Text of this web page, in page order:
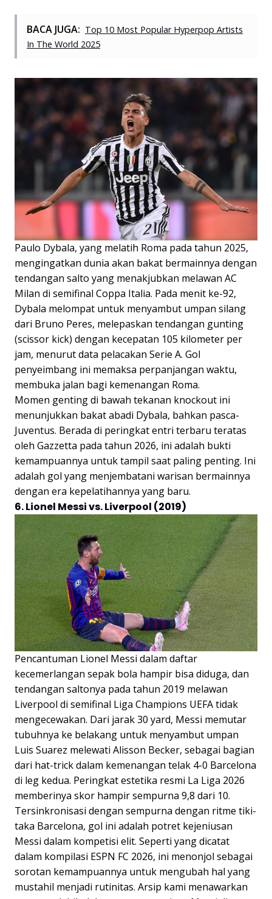
BACA JUGA: Top 10 Most Popular Hyperpop Artists
In The World 2025
Paulo Dybala, yang melatih Roma pada tahun 2025,
mengingatkan dunia akan bakat bermainnya dengan
tendangan salto yang menakjubkan melawan AC
Milan di semifinal Coppa Italia. Pada menit ke-92,
Dybala melompat untuk menyambut umpan silang
dari Bruno Peres, melepaskan tendangan gunting
(scissor kick) dengan kecepatan 105 kilometer per
jam, menurut data pelacakan Serie A. Gol
penyeimbang ini memaksa perpanjangan waktu,
membuka jalan bagi kemenangan Roma.
Momen genting di bawah tekanan knockout ini
menunjukkan bakat abadi Dybala, bahkan pasca-
Juventus. Berada di peringkat entri terbaru teratas
oleh Gazzetta pada tahun 2026, ini adalah bukti
kemampuannya untuk tampil saat paling penting. Ini
adalah gol yang menjembatani warisan bermainnya
dengan era kepelatihannya yang baru.
6. Lionel Messi vs. Liverpool (2019)
Pencantuman Lionel Messi dalam daftar
kecemerlangan sepak bola hampir bisa diduga, dan
tendangan saltonya pada tahun 2019 melawan
Liverpool di semifinal Liga Champions UEFA tidak
mengecewakan. Dari jarak 30 yard, Messi memutar
tubuhnya ke belakang untuk menyambut umpan
Luis Suarez melewati Alisson Becker, sebagai bagian
dari hat-trick dalam kemenangan telak 4-0 Barcelona
di leg kedua. Peringkat estetika resmi La Liga 2026
memberinya skor hampir sempurna 9,8 dari 10.
Tersinkronisasi dengan sempurna dengan ritme tiki-
taka Barcelona, gol ini adalah potret kejeniusan
Messi dalam kompetisi elit. Seperti yang dicatat
dalam kompilasi ESPN FC 2026, ini menonjol sebagai
sorotan kemampuannya untuk mengubah hal yang
mustahil menjadi rutinitas. Arsip kami menawarkan